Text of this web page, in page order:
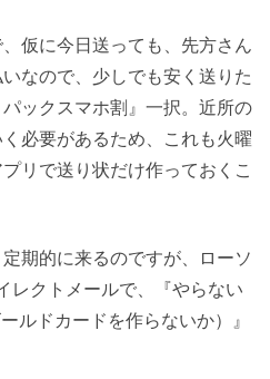
仮に今日送っても、先方さん
なので、少しでも安く送りた
ックスマホ割』一択。近所の
必要があるため、これも火曜
リで送り状だけ作っておくこ
期的に来るのですが、ローソ
レクトメールで、『やらない
ルドカードを作らないか）』